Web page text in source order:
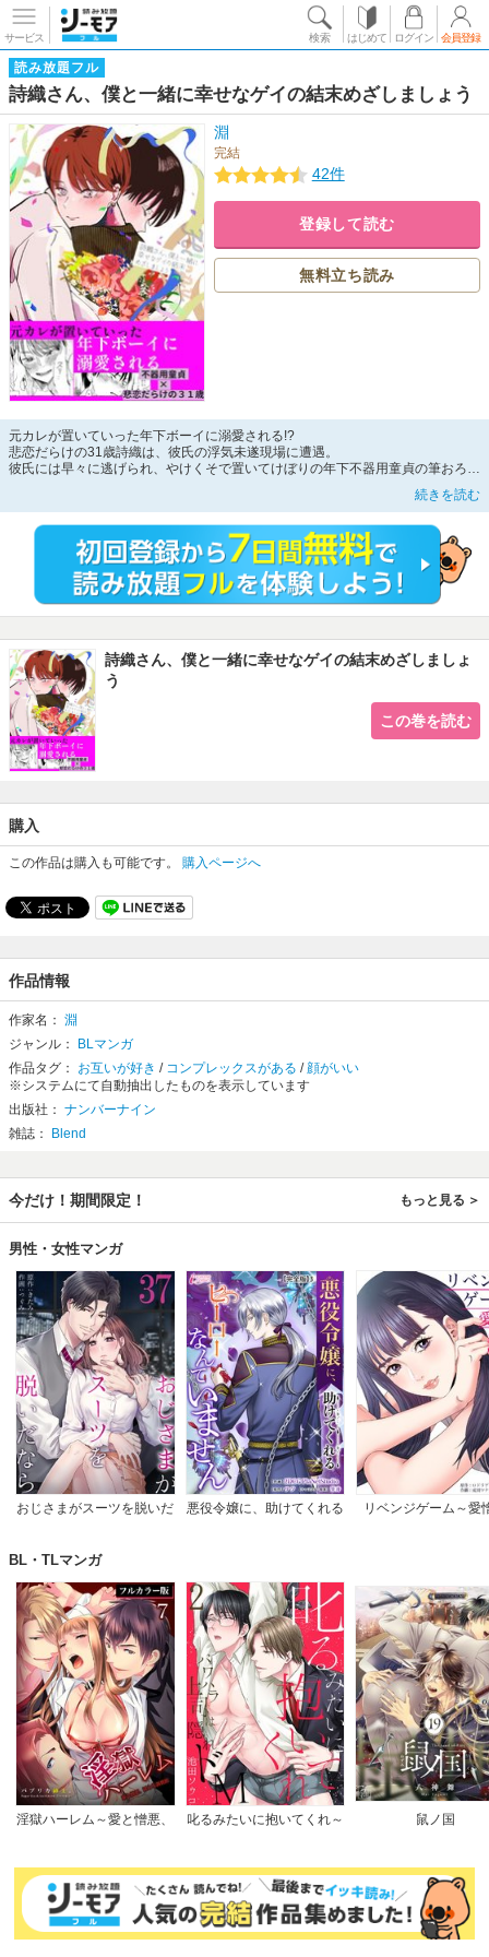
サービス 検索 はじめて ログイン 会員登録
読み放題フル
詩織さん、僕と一緒に幸せなゲイの結末めざしましょう
淵
完結
42件
登録して読む
無料立ち読み
元カレが置いていった年下ボーイに溺愛される!?
悲恋だらけの31歳詩織は、彼氏の浮気未遂現場に遭遇。
彼氏には早々に逃げられ、やけくそで置いてけぼりの年下不器用童貞の筆おろし
一夜限りだと思っていたのに、『僕と一緒に幸せなゲイの結末めざしましょ
年下攻め×年上受け、諦めていた、身も心も満たされる幸せな恋愛をふたりで掴
むことはできるのか。
遅れてきたピュア恋BL☆
続きを読む
詩織さん、僕と一緒に幸せなゲイの結末めざしましょ
う
この巻を読む
購入
この作品は購入も可能です。 購入ページへ
作品情報
作家名： 淵
ジャンル：
BLマンガ
作品タグ： お互いが好き / コンプレックスがある / 顔がいい
※システムにて自動抽出したものを表示しています
出版社： ナンバーナイン
雑誌：
Blend
今だけ！期間限定！ もっと見る
男性・女性マンガ
おじさまがスーツを脱いだ
悪役令嬢に、助けてくれる
リベンジゲーム～愛
BL・TLマンガ
淫獄ハーレム～愛と憎悪、
叱るみたいに抱いてくれ～
鼠ノ国